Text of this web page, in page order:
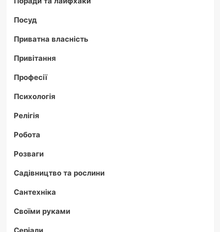
Посуд
Приватна власність
Привітання
Професії
Психологія
Релігія
Робота
Розваги
Садівництво та рослини
Сантехніка
Своїми руками